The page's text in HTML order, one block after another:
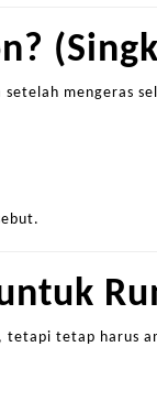
setelah mengeras
tetap harus